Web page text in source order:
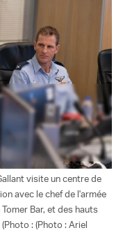
visite un centre de
avec le chef de l'armée
Bar, et des hauts
: (Photo : Ariel